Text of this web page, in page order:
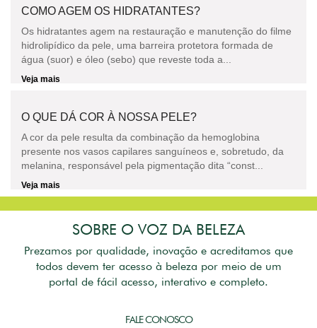
COMO AGEM OS HIDRATANTES?
Os hidratantes agem na restauração e manutenção do filme
hidrolipídico da pele, uma barreira protetora formada de
água (suor) e óleo (sebo) que reveste toda a...
Veja mais
O QUE DÁ COR À NOSSA PELE?
A cor da pele resulta da combinação da hemoglobina
presente nos vasos capilares sanguíneos e, sobretudo, da
melanina, responsável pela pigmentação dita “const...
Veja mais
SOBRE O VOZ DA BELEZA
Prezamos por qualidade, inovação e acreditamos que
todos devem ter acesso à beleza por meio de um
portal de fácil acesso, interativo e completo.
FALE CONOSCO